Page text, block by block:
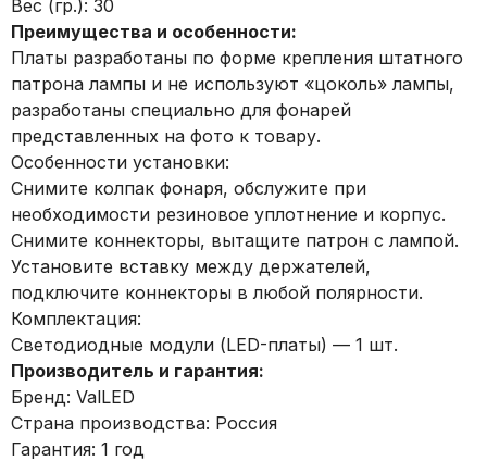
Вес (гр.): 30
Преимущества и особенности:
Платы разработаны по форме крепления штатного
патрона лампы и не используют «цоколь» лампы,
разработаны специально для фонарей
представленных на фото к товару.
Особенности установки:
Снимите колпак фонаря, обслужите при
необходимости резиновое уплотнение и корпус.
Снимите коннекторы, вытащите патрон с лампой.
Установите вставку между держателей,
подключите коннекторы в любой полярности.
Комплектация:
Светодиодные модули (LED-платы) — 1 шт.
Производитель и гарантия:
Бренд: ValLED
Страна производства: Россия
Гарантия: 1 год